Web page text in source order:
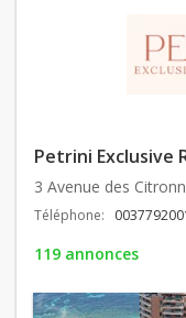
Petrini Exclusive
3 Avenue des
Téléphone:
119 annonces